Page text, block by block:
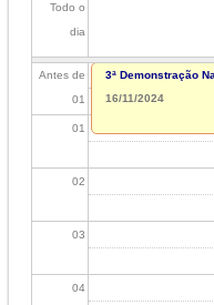
Todo o
dia
Antes de
01
01
02
03
04
3ª Demonstração
16/11/2024